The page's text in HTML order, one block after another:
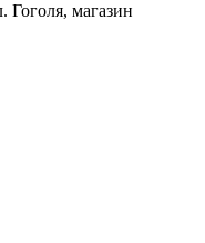
Гоголя, магазин